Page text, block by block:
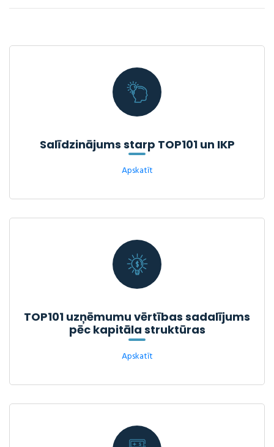
Salīdzinājums starp TOP101 un IKP
Apskatīt
TOP101 uzņēmumu vērtības sadalījums
pēc kapitāla struktūras
Apskatīt